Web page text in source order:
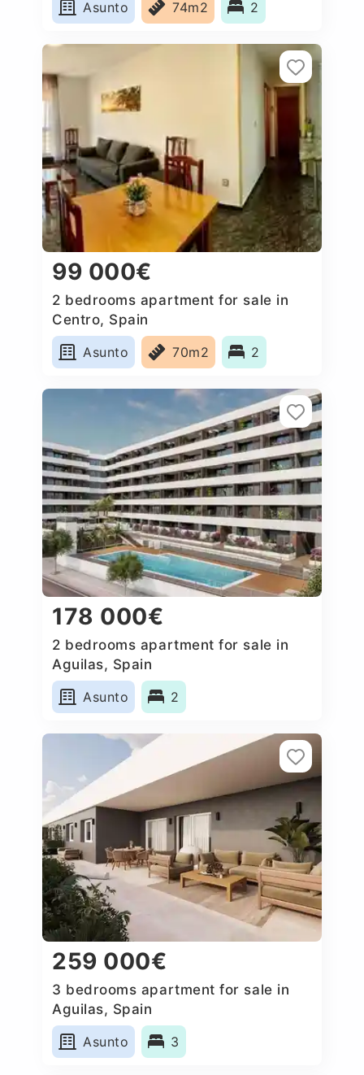
Asunto 74m2 2
99 000€
2 bedrooms apartment for sale in
Centro, Spain
Asunto
70m2 2
178 000€
2 bedrooms apartment for sale in
Aguilas, Spain
Asunto
2
259 000€
3 bedrooms apartment for sale in
Aguilas, Spain
Asunto
3